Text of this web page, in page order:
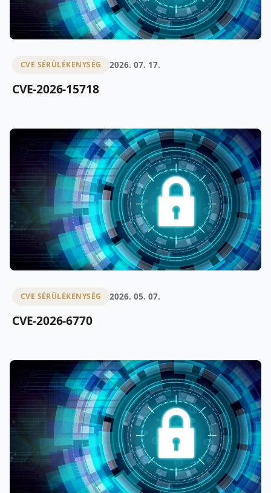
CVE SÉRÜLÉKENYSÉG 2026. 07. 17.
CVE-2026-15718
CVE SÉRÜLÉKENYSÉG 2026. 05. 07.
CVE-2026-6770